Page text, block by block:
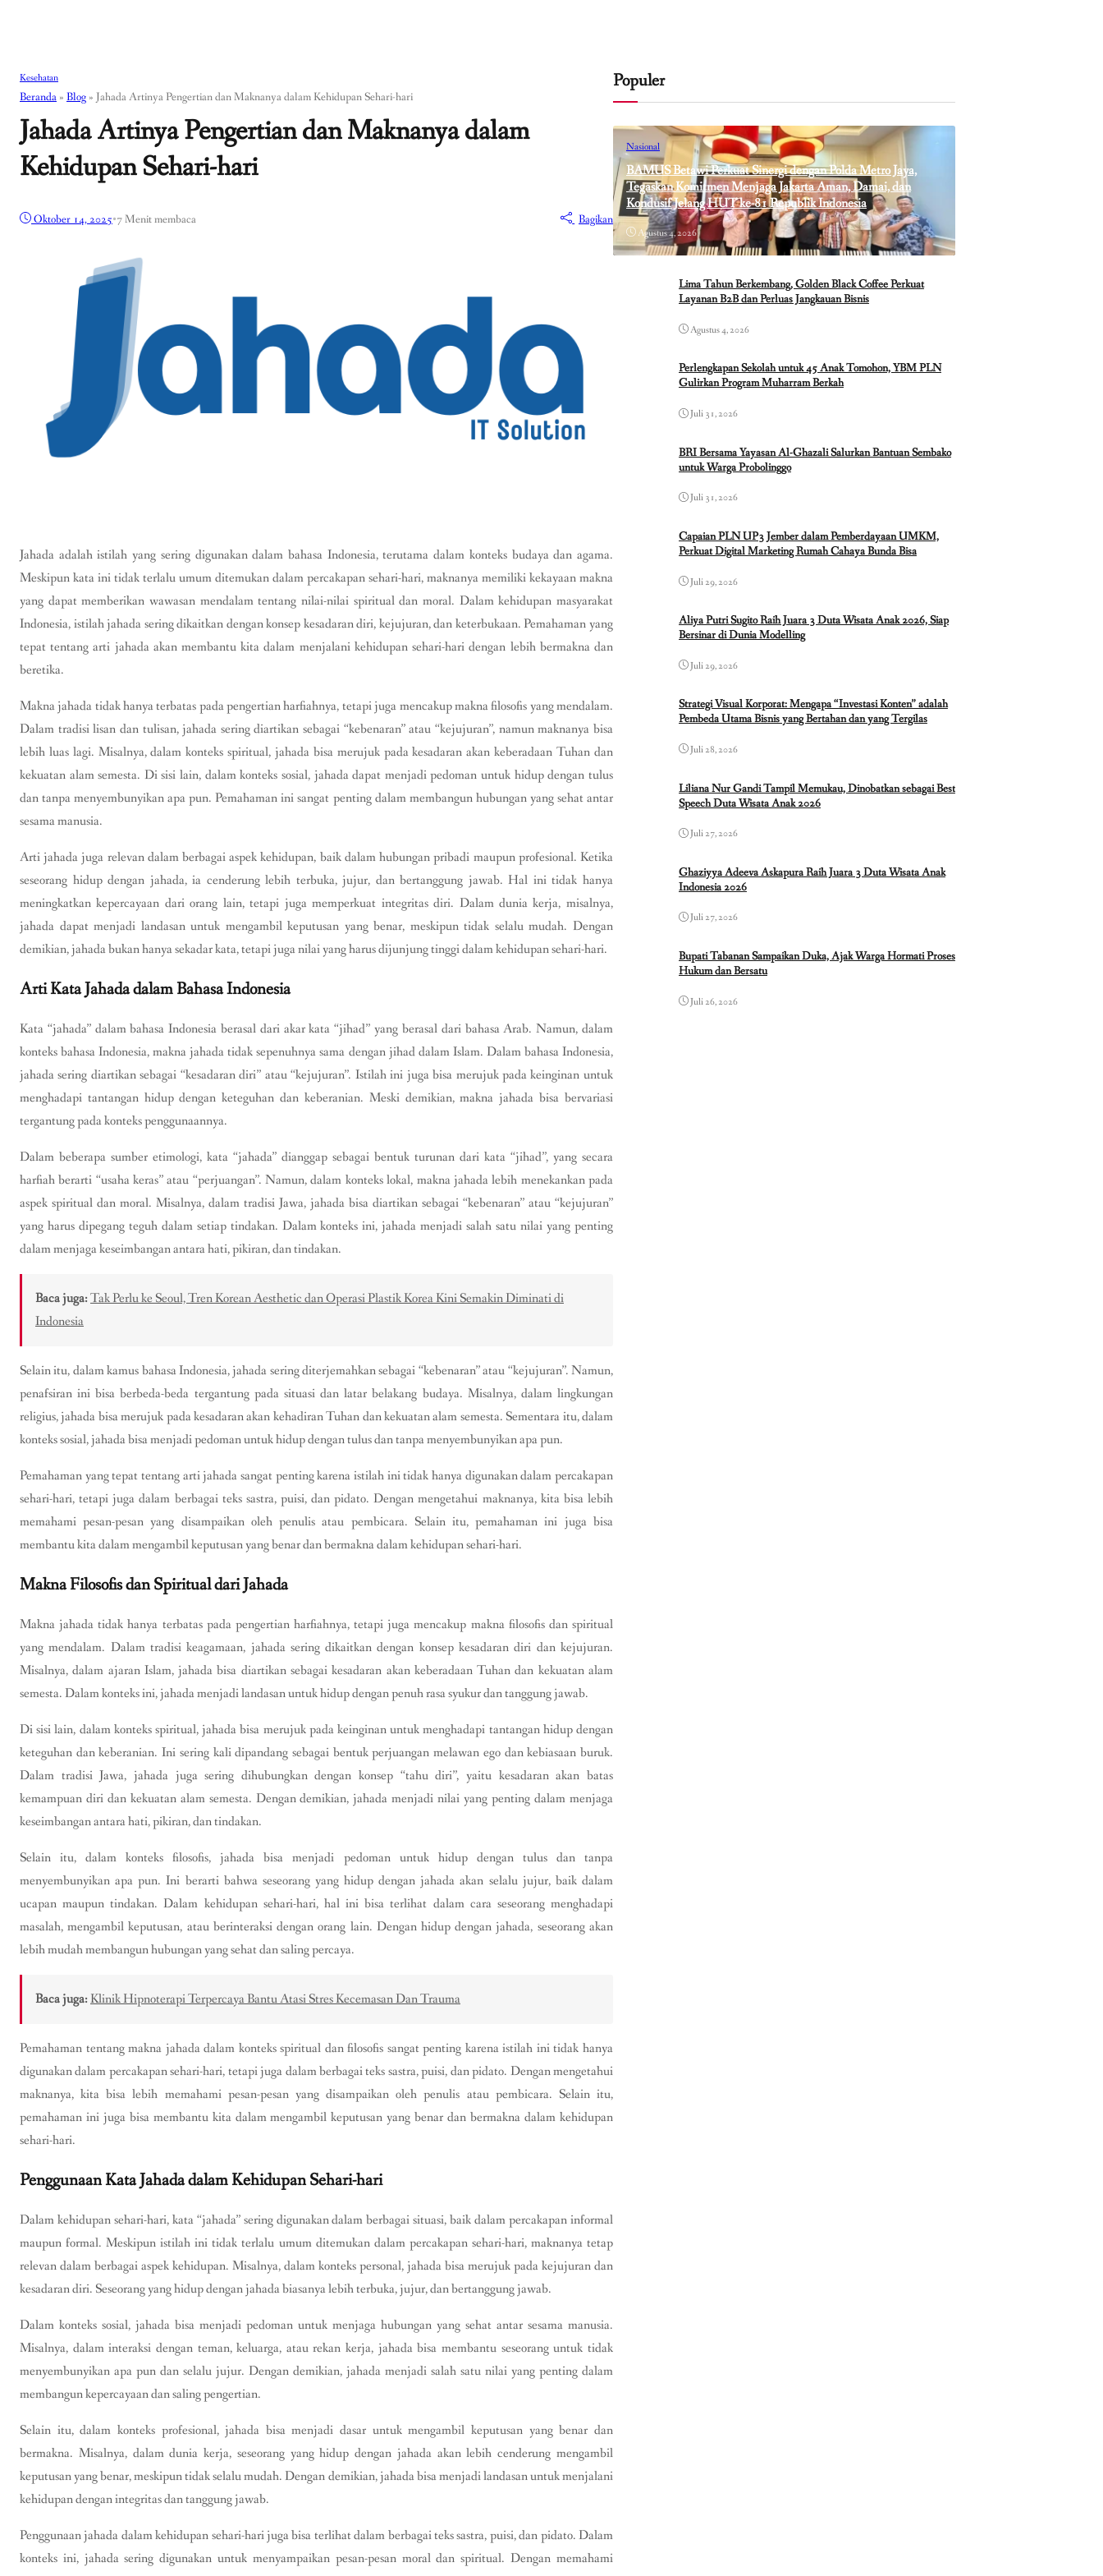
Kesehatan
Beranda » Blog » Jahada Artinya Pengertian dan Maknanya dalam Kehidupan Sehari-hari
Jahada Artinya Pengertian dan Maknanya dalam
Kehidupan Sehari-hari
Oktober 14, 2025•7 Menit membaca Bagikan
Jahada adalah istilah yang sering digunakan dalam bahasa Indonesia, terutama dalam konteks budaya dan agama.
Meskipun kata ini tidak terlalu umum ditemukan dalam percakapan sehari-hari, maknanya memiliki kekayaan makna
yang dapat memberikan wawasan mendalam tentang nilai-nilai spiritual dan moral. Dalam kehidupan masyarakat
Indonesia, istilah jahada sering dikaitkan dengan konsep kesadaran diri, kejujuran, dan keterbukaan. Pemahaman yang
tepat tentang arti jahada akan membantu kita dalam menjalani kehidupan sehari-hari dengan lebih bermakna dan
beretika.
Makna jahada tidak hanya terbatas pada pengertian harfiahnya, tetapi juga mencakup makna filosofis yang mendalam.
Dalam tradisi lisan dan tulisan, jahada sering diartikan sebagai “kebenaran” atau “kejujuran”, namun maknanya bisa
lebih luas lagi. Misalnya, dalam konteks spiritual, jahada bisa merujuk pada kesadaran akan keberadaan Tuhan dan
kekuatan alam semesta. Di sisi lain, dalam konteks sosial, jahada dapat menjadi pedoman untuk hidup dengan tulus
dan tanpa menyembunyikan apa pun. Pemahaman ini sangat penting dalam membangun hubungan yang sehat antar
sesama manusia.
Arti jahada juga relevan dalam berbagai aspek kehidupan, baik dalam hubungan pribadi maupun profesional. Ketika
seseorang hidup dengan jahada, ia cenderung lebih terbuka, jujur, dan bertanggung jawab. Hal ini tidak hanya
meningkatkan kepercayaan dari orang lain, tetapi juga memperkuat integritas diri. Dalam dunia kerja, misalnya,
jahada dapat menjadi landasan untuk mengambil keputusan yang benar, meskipun tidak selalu mudah. Dengan
demikian, jahada bukan hanya sekadar kata, tetapi juga nilai yang harus dijunjung tinggi dalam kehidupan sehari-hari.
Arti Kata Jahada dalam Bahasa Indonesia
Kata “jahada” dalam bahasa Indonesia berasal dari akar kata “jihad” yang berasal dari bahasa Arab. Namun, dalam
konteks bahasa Indonesia, makna jahada tidak sepenuhnya sama dengan jihad dalam Islam. Dalam bahasa Indonesia,
jahada sering diartikan sebagai “kesadaran diri” atau “kejujuran”. Istilah ini juga bisa merujuk pada keinginan untuk
menghadapi tantangan hidup dengan keteguhan dan keberanian. Meski demikian, makna jahada bisa bervariasi
tergantung pada konteks penggunaannya.
Dalam beberapa sumber etimologi, kata “jahada” dianggap sebagai bentuk turunan dari kata “jihad”, yang secara
harfiah berarti “usaha keras” atau “perjuangan”. Namun, dalam konteks lokal, makna jahada lebih menekankan pada
aspek spiritual dan moral. Misalnya, dalam tradisi Jawa, jahada bisa diartikan sebagai “kebenaran” atau “kejujuran”
yang harus dipegang teguh dalam setiap tindakan. Dalam konteks ini, jahada menjadi salah satu nilai yang penting
dalam menjaga keseimbangan antara hati, pikiran, dan tindakan.
Baca juga:Tak Perlu ke Seoul, Tren Korean Aesthetic dan Operasi Plastik Korea Kini Semakin Diminati di
Indonesia
Selain itu, dalam kamus bahasa Indonesia, jahada sering diterjemahkan sebagai “kebenaran” atau “kejujuran”. Namun,
penafsiran ini bisa berbeda-beda tergantung pada situasi dan latar belakang budaya. Misalnya, dalam lingkungan
religius, jahada bisa merujuk pada kesadaran akan kehadiran Tuhan dan kekuatan alam semesta. Sementara itu, dalam
konteks sosial, jahada bisa menjadi pedoman untuk hidup dengan tulus dan tanpa menyembunyikan apa pun.
Pemahaman yang tepat tentang arti jahada sangat penting karena istilah ini tidak hanya digunakan dalam percakapan
sehari-hari, tetapi juga dalam berbagai teks sastra, puisi, dan pidato. Dengan mengetahui maknanya, kita bisa lebih
memahami pesan-pesan yang disampaikan oleh penulis atau pembicara. Selain itu, pemahaman ini juga bisa
membantu kita dalam mengambil keputusan yang benar dan bermakna dalam kehidupan sehari-hari.
Makna Filosofis dan Spiritual dari Jahada
Makna jahada tidak hanya terbatas pada pengertian harfiahnya, tetapi juga mencakup makna filosofis dan spiritual
yang mendalam. Dalam tradisi keagamaan, jahada sering dikaitkan dengan konsep kesadaran diri dan kejujuran.
Misalnya, dalam ajaran Islam, jahada bisa diartikan sebagai kesadaran akan keberadaan Tuhan dan kekuatan alam
semesta. Dalam konteks ini, jahada menjadi landasan untuk hidup dengan penuh rasa syukur dan tanggung jawab.
Di sisi lain, dalam konteks spiritual, jahada bisa merujuk pada keinginan untuk menghadapi tantangan hidup dengan
keteguhan dan keberanian. Ini sering kali dipandang sebagai bentuk perjuangan melawan ego dan kebiasaan buruk.
Dalam tradisi Jawa, jahada juga sering dihubungkan dengan konsep “tahu diri”, yaitu kesadaran akan batas
kemampuan diri dan kekuatan alam semesta. Dengan demikian, jahada menjadi nilai yang penting dalam menjaga
keseimbangan antara hati, pikiran, dan tindakan.
Selain itu, dalam konteks filosofis, jahada bisa menjadi pedoman untuk hidup dengan tulus dan tanpa
menyembunyikan apa pun. Ini berarti bahwa seseorang yang hidup dengan jahada akan selalu jujur, baik dalam
ucapan maupun tindakan. Dalam kehidupan sehari-hari, hal ini bisa terlihat dalam cara seseorang menghadapi
masalah, mengambil keputusan, atau berinteraksi dengan orang lain. Dengan hidup dengan jahada, seseorang akan
lebih mudah membangun hubungan yang sehat dan saling percaya.
Baca juga:Klinik Hipnoterapi Terpercaya Bantu Atasi Stres Kecemasan Dan Trauma
Pemahaman tentang makna jahada dalam konteks spiritual dan filosofis sangat penting karena istilah ini tidak hanya
digunakan dalam percakapan sehari-hari, tetapi juga dalam berbagai teks sastra, puisi, dan pidato. Dengan mengetahui
maknanya, kita bisa lebih memahami pesan-pesan yang disampaikan oleh penulis atau pembicara. Selain itu,
pemahaman ini juga bisa membantu kita dalam mengambil keputusan yang benar dan bermakna dalam kehidupan
sehari-hari.
Penggunaan Kata Jahada dalam Kehidupan Sehari-hari
Dalam kehidupan sehari-hari, kata “jahada” sering digunakan dalam berbagai situasi, baik dalam percakapan informal
maupun formal. Meskipun istilah ini tidak terlalu umum ditemukan dalam percakapan sehari-hari, maknanya tetap
relevan dalam berbagai aspek kehidupan. Misalnya, dalam konteks personal, jahada bisa merujuk pada kejujuran dan
kesadaran diri. Seseorang yang hidup dengan jahada biasanya lebih terbuka, jujur, dan bertanggung jawab.
Dalam konteks sosial, jahada bisa menjadi pedoman untuk menjaga hubungan yang sehat antar sesama manusia.
Misalnya, dalam interaksi dengan teman, keluarga, atau rekan kerja, jahada bisa membantu seseorang untuk tidak
menyembunyikan apa pun dan selalu jujur. Dengan demikian, jahada menjadi salah satu nilai yang penting dalam
membangun kepercayaan dan saling pengertian.
Selain itu, dalam konteks profesional, jahada bisa menjadi dasar untuk mengambil keputusan yang benar dan
bermakna. Misalnya, dalam dunia kerja, seseorang yang hidup dengan jahada akan lebih cenderung mengambil
keputusan yang benar, meskipun tidak selalu mudah. Dengan demikian, jahada bisa menjadi landasan untuk menjalani
kehidupan dengan integritas dan tanggung jawab.
Penggunaan jahada dalam kehidupan sehari-hari juga bisa terlihat dalam berbagai teks sastra, puisi, dan pidato. Dalam
konteks ini, jahada sering digunakan untuk menyampaikan pesan-pesan moral dan spiritual. Dengan memahami
Populer
Nasional
BAMUS Betawi Perkuat Sinergi dengan Polda Metro Jaya,
Tegaskan Komitmen Menjaga Jakarta Aman, Damai, dan
Kondusif Jelang HUT ke-81 Republik Indonesia
Agustus 4, 2026
Lima Tahun Berkembang, Golden Black Coffee Perkuat
Layanan B2B dan Perluas Jangkauan Bisnis
Agustus 4, 2026
Perlengkapan Sekolah untuk 45 Anak Tomohon, YBM PLN
Gulirkan Program Muharram Berkah
Juli 31, 2026
BRI Bersama Yayasan Al-Ghazali Salurkan Bantuan Sembako
untuk Warga Probolinggo
Juli 31, 2026
Capaian PLN UP3 Jember dalam Pemberdayaan UMKM,
Perkuat Digital Marketing Rumah Cahaya Bunda Bisa
Juli 29, 2026
Aliya Putri Sugito Raih Juara 3 Duta Wisata Anak 2026, Siap
Bersinar di Dunia Modelling
Juli 29, 2026
Strategi Visual Korporat: Mengapa “Investasi Konten” adalah
Pembeda Utama Bisnis yang Bertahan dan yang Tergilas
Juli 28, 2026
Liliana Nur Gandi Tampil Memukau, Dinobatkan sebagai Best
Speech Duta Wisata Anak 2026
Juli 27, 2026
Ghaziyya Adeeva Askapura Raih Juara 3 Duta Wisata Anak
Indonesia 2026
Juli 27, 2026
Bupati Tabanan Sampaikan Duka, Ajak Warga Hormati Proses
Hukum dan Bersatu
Juli 26, 2026